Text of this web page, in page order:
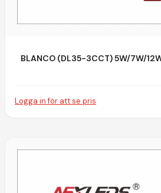
BLANCO (DL35-3CCT) 5W/7W/
Logga in för att se pris